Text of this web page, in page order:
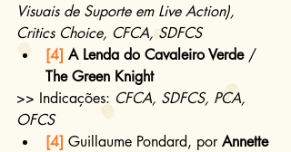
Visuais de Suporte em Live Action),
Critics Choice, CFCA, SDFCS
[4] A Lenda do Cavaleiro Verde /
The Green Knight
>> Indicações: CFCA, SDFCS, PCA,
OFCS
[4] Guillaume Pondard, por Annette